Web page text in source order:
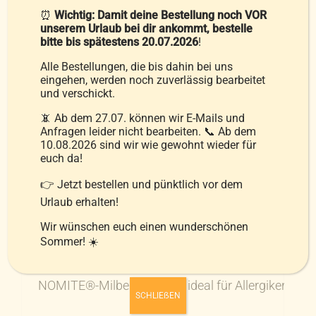
weich, atmungsaktiv & elegant
❄️ Ideal für kalte Jahreszeiten – wohlig
warm, ohne zu beschweren
Gönne dir Luxus, der spürbar bleibt – Nacht für
Nacht. Dieses Set ist die perfekte Wahl für alle,
dienatürliche Materialienundhöchsten
Schlafkomfortschätzen.
Siegel:
NOMITE®-Milbenschutz – ideal für Allergiker
⏰ Wichtig: Damit deine Bestellung noch VOR
unserem Urlaub bei dir ankommt, bestelle
bitte bis spätestens 20.07.2026!
Alle Bestellungen, die bis dahin bei uns
eingehen, werden noch zuverlässig bearbeitet
und verschickt.
📵 Ab dem 27.07. können wir E-Mails und
Anfragen leider nicht bearbeiten. 📞 Ab dem
10.08.2026 sind wir wie gewohnt wieder für
euch da!
👉 Jetzt bestellen und pünktlich vor dem
Urlaub erhalten!
Wir wünschen euch einen wunderschönen
Sommer! ☀️
SCHLIEẞEN